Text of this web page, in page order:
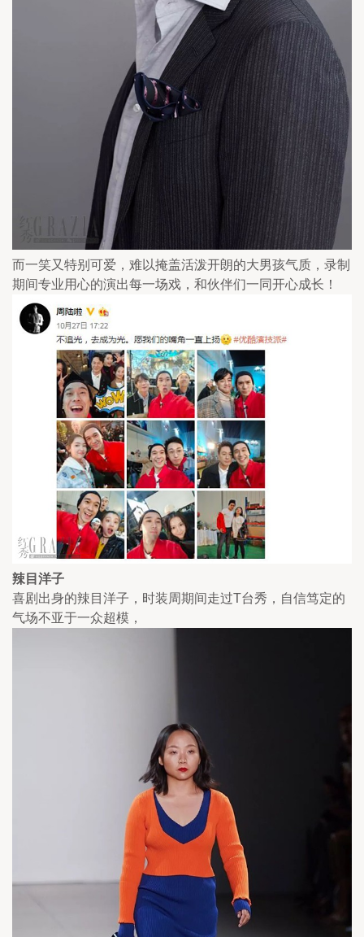
而一笑又特别可爱，难以掩盖活泼开朗的大男孩气质，录制
期间专业用心的演出每一场戏，和伙伴们一同开心成长！
辣目洋子
喜剧出身的辣目洋子，时装周期间走过T台秀，自信笃定的
气场不亚于一众超模，